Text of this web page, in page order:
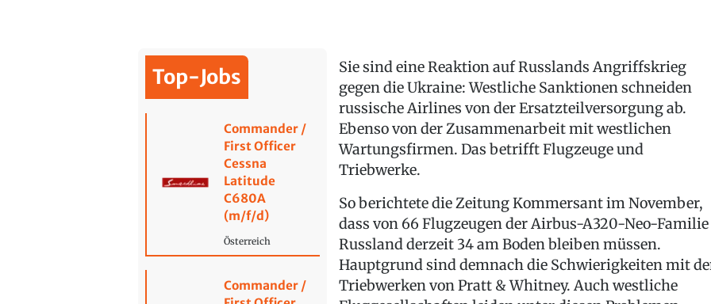
Top-Jobs
Commander /
First Officer
Cessna
Latitude
C680A
(m/f/d)
Österreich
Commander /
Sie sind eine Reaktion auf Russlands Angriffskrieg
gegen die Ukraine: Westliche Sanktionen schneiden
russische Airlines von der Ersatzteilversorgung ab.
Ebenso von der Zusammenarbeit mit westlichen
Wartungsfirmen. Das betrifft Flugzeuge und
Triebwerke.
So berichtete die Zeitung Kommersant im November,
dass von 66 Flugzeugen der Airbus-A320-Neo-
Russland derzeit 34 am Boden bleiben müssen.
Hauptgrund sind demnach die Schwierigkeiten mit
Triebwerken von Pratt & Whitney. Auch westliche